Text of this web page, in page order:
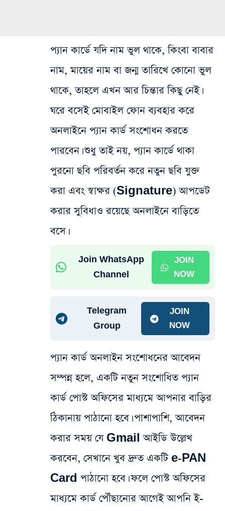
প্যান কার্ডে যদি নাম ভুল থাকে, কিংবা বাবার
নাম, মায়ের নাম বা জন্ম তারিখে কোনো ভুল
থাকে, তাহলে এখন আর চিন্তার কিছু নেই।
ঘরে বসেই মোবাইল ফোন ব্যবহার করে
অনলাইনে প্যান কার্ড সংশোধন করতে
পারবেন। শুধু তাই নয়, প্যান কার্ডে থাকা
পুরনো ছবি পরিবর্তন করে নতুন ছবি যুক্ত
করা এবং স্বাক্ষর (Signature) আপডেট
করার সুবিধাও রয়েছে অনলাইনে বাড়িতে
বসে।
Join WhatsApp
Channel
JOIN
NOW
Telegram
Group
JOIN
NOW
প্যান কার্ড অনলাইন সংশোধনের আবেদন
সম্পন্ন হলে, একটি নতুন সংশোধিত প্যান
কার্ড পোস্ট অফিসের মাধ্যমে আপনার বাড়ির
ঠিকানায় পাঠানো হবে। পাশাপাশি, আবেদন
করার সময় যে Gmail আইডি উল্লেখ
করবেন, সেখানে খুব দ্রুত একটি e-PAN
Card পাঠানো হবে। ফলে পোস্ট অফিসের
মাধ্যমে কার্ড পৌঁছানোর আগেই আপনি ই-